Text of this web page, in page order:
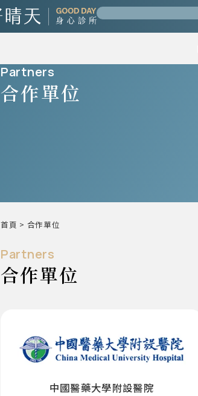
Partners
合作單位
首頁 > 合作單位
Partners
合作單位
中國醫藥大學附設醫院